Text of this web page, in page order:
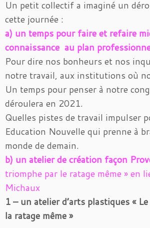
Un petit collectif a imaginé un
cette journée :
a) un temps pour faire et refaire
connaissance au plan
Pour dire nos bonheurs et nos
notre travail, aux institutions où
Un temps pour penser à notre
déroulera en 2021.
Quelles pistes de travail impulser
Education Nouvelle qui prenne à
monde de demain.
b) un atelier de création façon
triomphe par le ratage même » en
Michaux
1 – un atelier d’arts plastiques «
la ratage même »